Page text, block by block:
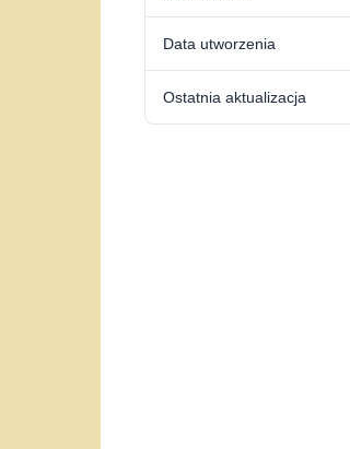
Data utworzenia
Ostatnia aktualizacja